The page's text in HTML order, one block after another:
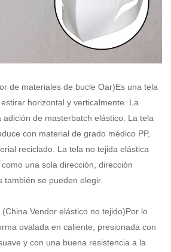
de materiales de bucle Oar)Es una tela
horizontal y verticalmente. La
de masterbatch elástico. La tela
con material de grado médico PP,
reciclado. La tela no tejida elástica
una sola dirección, dirección
también se pueden elegir.
(China Vendor elástico no tejido)Por lo
ovalada en caliente, presionada con
y con una buena resistencia a la